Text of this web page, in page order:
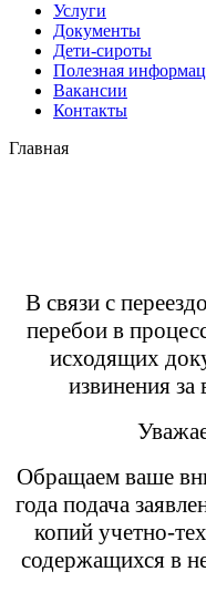
Услуги
Документы
Дети-сироты
Полезная
Вакансии
Контакты
Главная
В связи с
перебои в
исходящих
извинения за
Обращаем ваше
года подача
копий учетно-
содержащихся в